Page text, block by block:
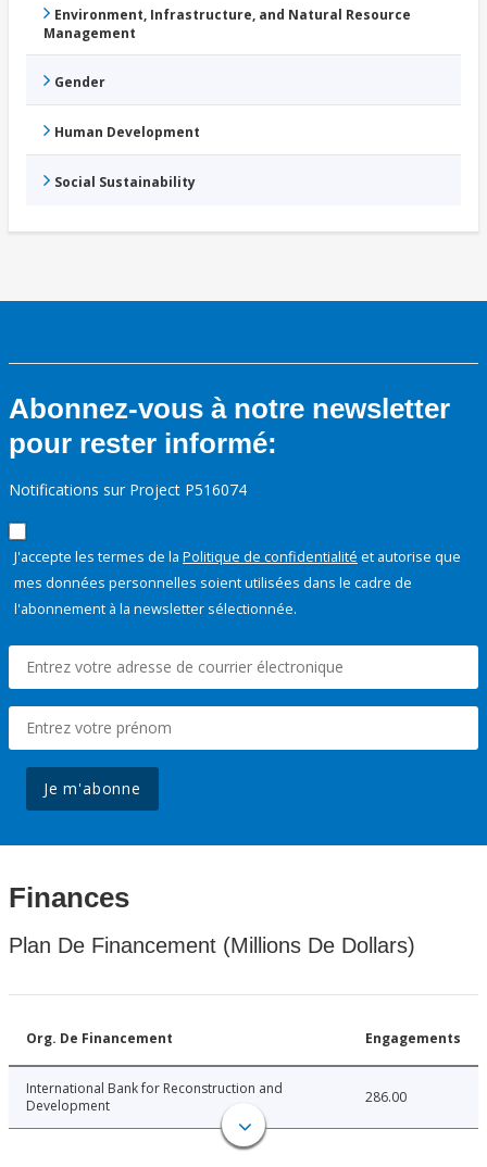
Environment, Infrastructure, and Natural Resource
Management
Gender
Human Development
Social Sustainability
Abonnez-vous à notre newsletter
pour rester informé:
Notifications sur Project P516074
J'accepte les termes de la Politique de confidentialité et autorise que
mes données personnelles soient utilisées dans le cadre de
l'abonnement à la newsletter sélectionnée.
Je m'abonne
Finances
Plan De Financement (Millions De Dollars)
Org. De Financement Engagements
International Bank for Reconstruction and
Development
286.00